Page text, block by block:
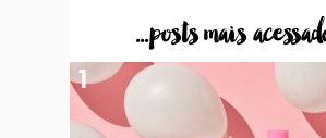
...posts mais
1